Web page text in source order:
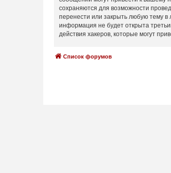
сохраняются для возможности
перенести или закрыть любую тему
информация не будет открыта
действия хакеров, которые могут
Список форумов